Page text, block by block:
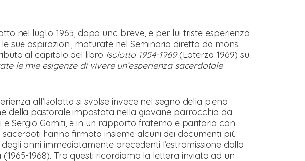
nel luglio 1965, dopo una breve, e per lui triste esperienza
sue aspirazioni, maturate nel Seminario diretto da mons.
al capitolo del libro Isolotto 1954-1969(Laterza 1969) su
le mie esigenze di vivere un’esperienza sacerdotale
all’Isolotto si svolse invece nel segno della piena
della pastorale impostata nella giovane parrocchia da
e Sergio Gomiti, e in un rapporto fraterno e paritario con
sacerdoti hanno firmato insieme alcuni dei documenti più
anni immediatamente precedenti l’estromissione dalla
1968). Tra questi ricordiamo la lettera inviata ad un